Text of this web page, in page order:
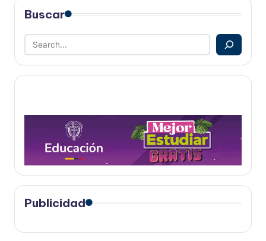
Buscar
Publicidad